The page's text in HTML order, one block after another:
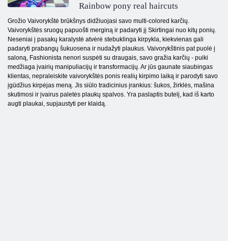
Rainbow pony real haircuts
Grožio Vaivorykštė brūkšnys didžiuojasi savo multi-colored karčių.
Vaivorykštės sruogų papuošti merginą ir padaryti jį Skirtingai nuo kitų ponių.
Neseniai į pasakų karalystė atvėrė stebuklinga kirpykla, kiekvienas gali
padaryti prabangų šukuosena ir nudažyti plaukus. Vaivorykštinis pat puolė į
saloną, Fashionista nenori suspėti su draugais, savo gražia karčių - puiki
medžiaga įvairių manipuliacijų ir transformacijų. Ar jūs gaunate siaubingas
klientas, nepraleiskite vaivorykštės ponis realių kirpimo laiką ir parodyti savo
įgūdžius kirpėjas meną. Jis siūlo tradicinius įrankius: šukos, žirklės, mašina
skutimosi ir įvairus paletės plaukų spalvos. Yra paslaptis butelį, kad iš karto
augti plaukai, supjaustyti per klaidą.